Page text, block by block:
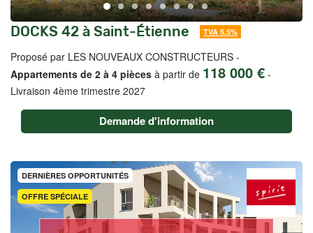
DOCKS 42 à Saint-Étienne TVA 5.5%
Proposé par LES NOUVEAUX CONSTRUCTEURS -
Appartements de 2 à 4 pièces à partir de 118 000 € -
Livraison 4ème trimestre 2027
Demande d'information
OFFRE SPÉCIALE
DERNIÈRES OPPORTUNITÉS